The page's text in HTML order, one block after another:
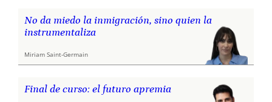
No da miedo la inmigración, sino quien la
instrumentaliza
Miriam Saint-Germain
Final de curso: el futuro apremia